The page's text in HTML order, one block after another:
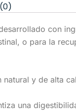
con
o para la
natural y de alta
una